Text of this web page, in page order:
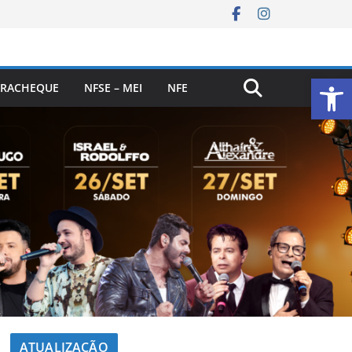
NFSE – MEI NFE
ATUALIZAÇÃO